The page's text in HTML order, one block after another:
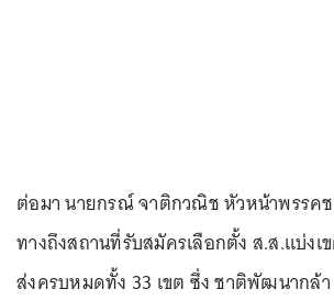
ต่อมา นายกรณ์ จาติกวณิช หัวหน้าพรรค
ทางถึงสถานที่รับสมัครเลือกตั้ง ส.ส.แบ่งเ
ส่งครบหมดทั้ง 33 เขต ซึ่ง ชาติพัฒนากล้